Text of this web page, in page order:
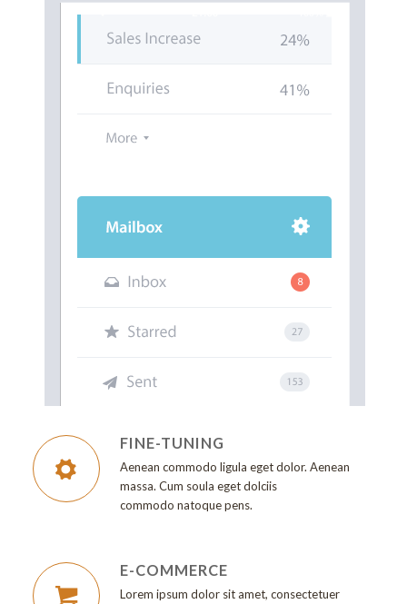
FINE-TUNING
Aenean commodo ligula eget dolor. Aenean
massa. Cum soula eget dolciis
commodo natoque pens.
E-COMMERCE
Lorem ipsum dolor sit amet, consectetuer